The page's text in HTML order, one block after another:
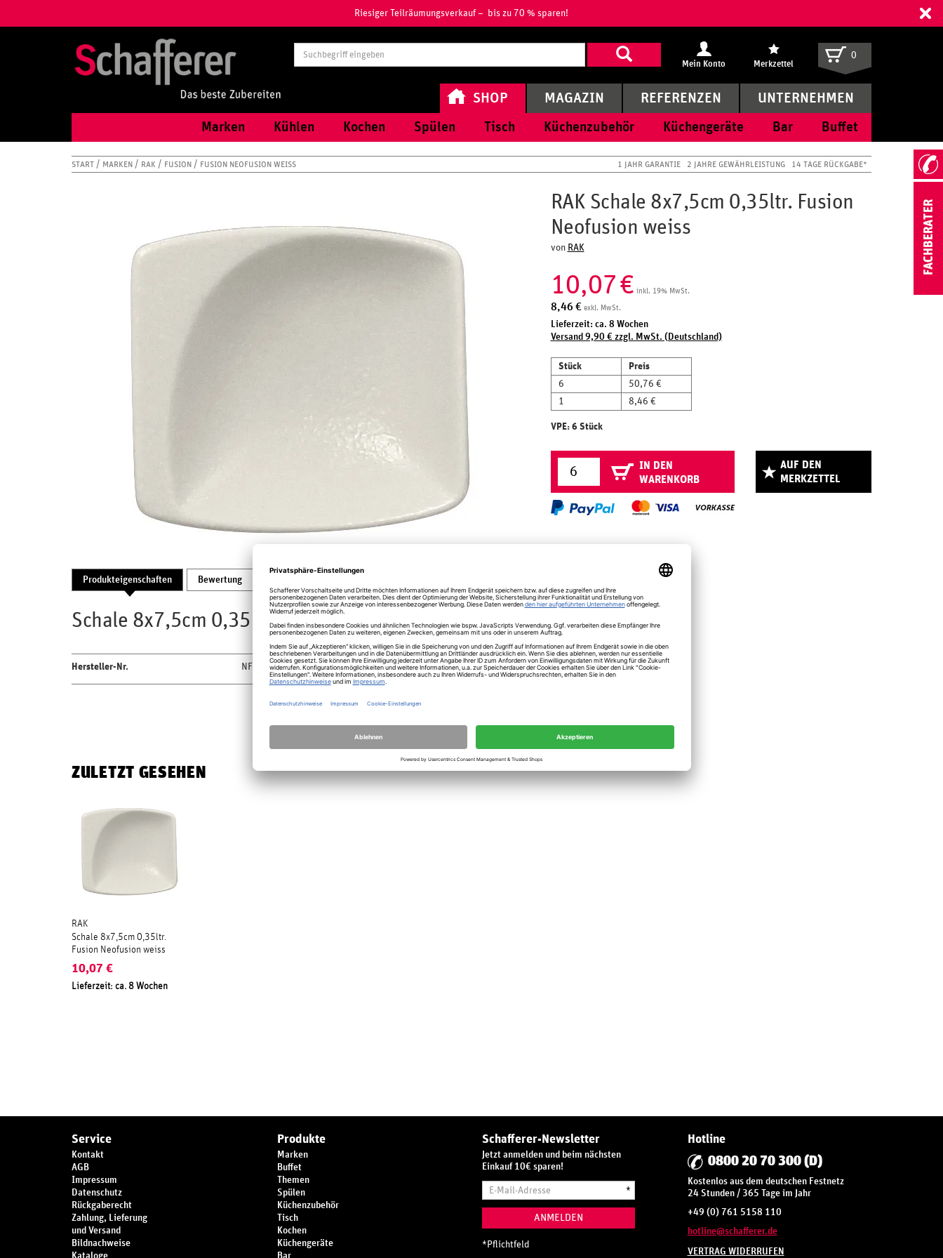
Riesiger Teilräumungsverkauf – bis zu 70 % sparen!
Suchbegriff
eingeben
Mein Konto Merkzettel
0
SHOP
Marken Kühlen Kochen Spülen Tisch Küchenzubehör Küchengeräte Bar Buffet
MAGAZIN REFERENZEN UNTERNEHMEN
START MARKEN RAK FUSION FUSION NEOFUSION WEISS 1 JAHR GARANTIE 2 JAHRE GEWÄHRLEISTUNG 14 TAGE RÜCKGABE*
Produkteigenschaften Bewertung
Schale 8x7,5cm 0,35ltr. Fusion Neofusion weiss
Hersteller-Nr. NFMZMS08WH
RAK Schale 8x7,5cm 0,35ltr. Fusion
Neofusion weiss
von RAK
10,07€ inkl. 19% MwSt.
8,46 € exkl. MwSt.
Lieferzeit: ca. 8 Wochen
Versand 9,90 € zzgl. MwSt. (Deutschland)
Stück
Preis
6
50,76 €
1
8,46 €
VPE: 6 Stück
IN DEN
WARENKORB
AUF DEN
MERKZETTEL
ZULETZT GESEHEN
RAK
Schale 8x7,5cm 0,35ltr.
Fusion Neofusion weiss
10,07 €
Lieferzeit: ca. 8 Wochen
Service
Kontakt
AGB
Impressum
Datenschutz
Rückgaberecht
Zahlung, Lieferung
und Versand
Bildnachweise
Kataloge
Produkte
Marken
Buffet
Themen
Spülen
Küchenzubehör
Tisch
Kochen
Küchengeräte
Bar
Schafferer-Newsletter
Jetzt anmelden und beim nächsten
Einkauf 10€ sparen!
Mail-
*
ANMELDEN
* Pflichtfeld
Hotline
0800 20 70 300 (D)
Kostenlos aus dem deutschen Festnetz
24 Stunden / 365 Tage im Jahr
+49 (0) 761 5158 110
hotline@schafferer.de
VERTRAG WIDERRUFEN